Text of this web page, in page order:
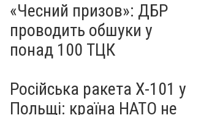
«Чесний призов»: ДБР
проводить обшуки у
понад 100 ТЦК
Російська ракета Х-101 у
Польщі: країна НАТО не